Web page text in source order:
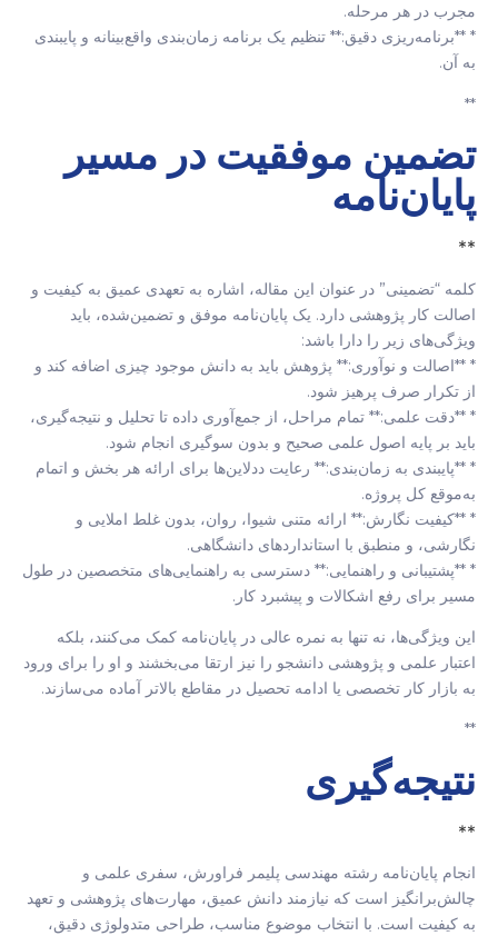
مجرب در هر مرحله.
* **برنامه‌ریزی دقیق:** تنظیم یک برنامه زمان‌بندی واقع‌بینانه و پایبندی
به آن.
**
تضمین موفقیت در مسیر
پایان‌نامه
**
کلمه “تضمینی” در عنوان این مقاله، اشاره به تعهدی عمیق به کیفیت و
اصالت کار پژوهشی دارد. یک پایان‌نامه موفق و تضمین‌شده، باید
ویژگی‌های زیر را دارا باشد:
* **اصالت و نوآوری:** پژوهش باید به دانش موجود چیزی اضافه کند و
از تکرار صرف پرهیز شود.
* **دقت علمی:** تمام مراحل، از جمع‌آوری داده تا تحلیل و نتیجه‌گیری،
باید بر پایه اصول علمی صحیح و بدون سوگیری انجام شود.
* **پایبندی به زمان‌بندی:** رعایت ددلاین‌ها برای ارائه هر بخش و اتمام
به‌موقع کل پروژه.
* **کیفیت نگارش:** ارائه متنی شیوا، روان، بدون غلط املایی و
نگارشی، و منطبق با استانداردهای دانشگاهی.
* **پشتیبانی و راهنمایی:** دسترسی به راهنمایی‌های متخصصین در طول
مسیر برای رفع اشکالات و پیشبرد کار.
این ویژگی‌ها، نه تنها به نمره عالی در پایان‌نامه کمک می‌کنند، بلکه
اعتبار علمی و پژوهشی دانشجو را نیز ارتقا می‌بخشند و او را برای ورود
به بازار کار تخصصی یا ادامه تحصیل در مقاطع بالاتر آماده می‌سازند.
**
نتیجه‌گیری
**
انجام پایان‌نامه رشته مهندسی پلیمر فراورش، سفری علمی و
چالش‌برانگیز است که نیازمند دانش عمیق، مهارت‌های پژوهشی و تعهد
به کیفیت است. با انتخاب موضوع مناسب، طراحی متدولوژی دقیق،